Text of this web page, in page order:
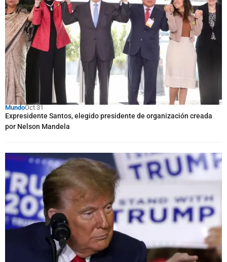
MundoOct 31
Expresidente Santos, elegido presidente de organización creada
por Nelson Mandela